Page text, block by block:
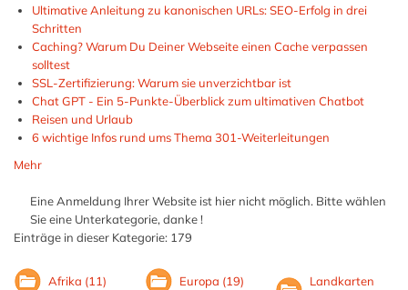
Ultimative Anleitung zu kanonischen URLs: SEO-Erfolg in drei
Schritten
Caching? Warum Du Deiner Webseite einen Cache verpassen
solltest
SSL-Zertifizierung: Warum sie unverzichtbar ist
Chat GPT - Ein 5-Punkte-Überblick zum ultimativen Chatbot
Reisen und Urlaub
6 wichtige Infos rund ums Thema 301-Weiterleitungen
Mehr
Eine Anmeldung Ihrer Website ist hier nicht möglich. Bitte wählen
Sie eine Unterkategorie, danke !
Einträge in dieser Kategorie: 179
Afrika (11) Europa (19)
Landkarten